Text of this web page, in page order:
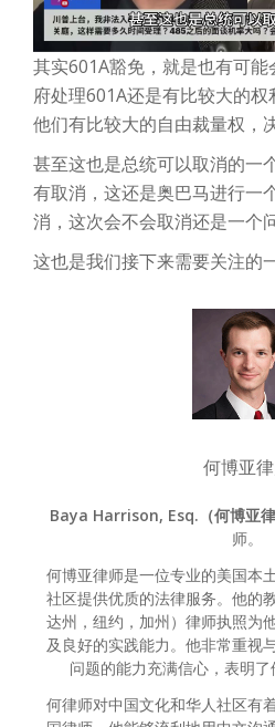
其实601A豁免，就是也有可
府处理601A还是有比较大的权
他们有比较大的自由裁量权，
甚至这也是总统可以取消的一
有取消，这还是奥巴马进行一
消，这次会不会取消还是一个问
这也是我们接下来需要关注的
何博亚
Baya Harrison, Esq.（何博亚律
师。
何博亚律师是一位专业的美国本
社区提供优质的法律服务。他的
达州，纽约，加州）律师执照为
及良好的实践能力。他非常重视
问题的能力充满信心，表明了
何律师对中国文化和华人社区有